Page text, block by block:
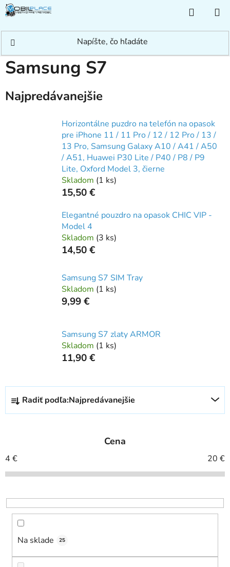
Prejsť
na
KOŠÍK
Samsung Samsung S
Samsung S7
Najpredávanejšie
Horizontálne puzdro na telefón na opasok
pre iPhone 11 / 11 Pro / 12 / 12 Pro / 13 /
13 Pro, Samsung Galaxy A10 / A41 / A50
/ A51, Huawei P30 Lite / P40 / P8 / P9
Lite, Oxford Model 3, čierne
Skladom (1 ks)
15,50 €
Elegantné pouzdro na opasok CHIC VIP -
Model 4
Skladom (3 ks)
14,50 €
Samsung S7 SIM Tray
Skladom (1 ks)
9,99 €
Samsung S7 zlaty ARMOR
Skladom (1 ks)
11,90 €
R
d
i
e
r
o
Radiť podľa:Najpredávanejšie
Cena
4 € 20 €
Na sklade 25